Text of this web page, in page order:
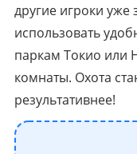
другие игроки уже
использовать
паркам Токио или
комнаты. Охота
результативнее!